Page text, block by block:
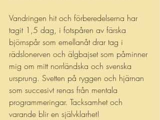
Vandringen hit och förberedelserna har
tagit 1,5 dag, i fotspåren av färska
björnspår som emellanåt drar tag i
rädslonerven och älgbajset som påminner
mig om mitt norrländska och svenska
ursprung. Svetten på ryggen och hjärnan
som succesivt renas från mentala
programmeringar. Tacksamhet och
varande blir en självklarhet!